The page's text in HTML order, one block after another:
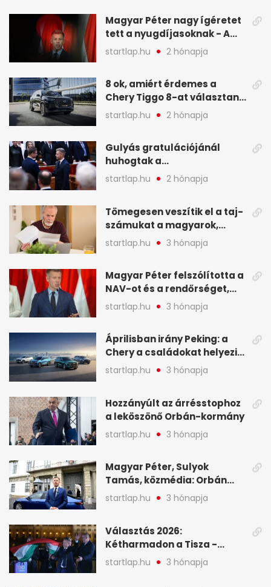
Magyar Péter nagy ígéretet
tett a nyugdíjasoknak - A
hét legfontosabb hírei
képekben
startlap.hu 2 hónapja
8 ok, amiért érdemes a
Chery Tiggo 8-at választani!
(X)
startlap.hu 2 hónapja
Gulyás gratulációjánál
huhogtak a
leghangosabban, miután
Magyart miniszterelnökké
legfontosabb hírei
képekben
startlap.hu 2 hónapja
Tömegesen veszítik el a taj-
számukat a magyarok,
sokak ellen eljárást indít a
NAV - A hét hírei képekben
startlap.hu 3 hónapja
Magyar Péter felszólította a
NAV-ot és a rendőrséget,
tartóztassák le a NER-es
oligarchákat - A hét
startlap.hu 3 hónapja
Áprilisban irány Peking: a
Chery a családokat helyezi
globális mobilitási
programja középpontjába
startlap.hu 3 hónapja
Hozzányúlt az árrésstophoz
a leköszönő Orbán-kormány
startlap.hu 3 hónapja
Magyar Péter, Sulyok
Tamás, közmédia: Orbán
Viktor április 13. óta hallgat,
közben pörögnek az
startlap.hu 3 hónapja
Választás 2026:
Kétharmadon a Tisza -
mutatjuk, hogyan alakulnak
a mandátumok
startlap.hu 3 hónapja